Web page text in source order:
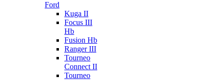
Ford
Kuga II
Focus III
Hb
Fusion Hb
Ranger III
Tourneo
Connect II
Tourneo